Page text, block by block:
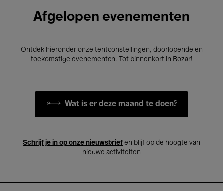
Afgelopen evenementen
Ontdek hieronder onze tentoonstellingen, doorlopende en
toekomstige evenementen. Tot binnenkort in Bozar!
Wat is er deze maand te doen?
Schrijf je in op onze nieuwsbrief en blijf op de hoogte van
nieuwe activiteiten